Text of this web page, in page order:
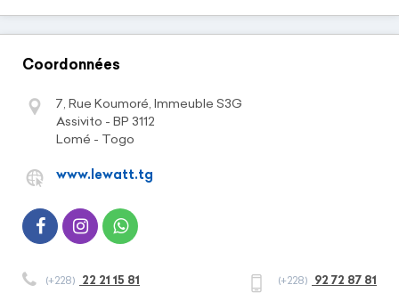
Coordonnées
7, Rue Koumoré, Immeuble S3G
Assivito - BP 3112
Lomé - Togo
www.lewatt.tg
(+228) 22 21 15 81 (+228) 92 72 87 81